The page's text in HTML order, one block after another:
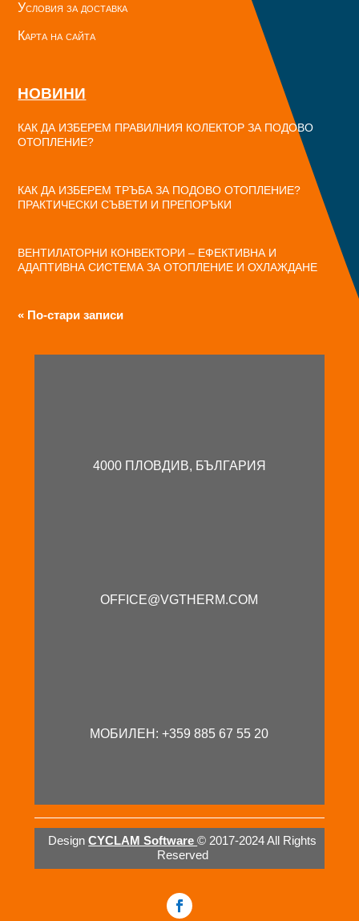
Условия за доставка
Карта на сайта
НОВИНИ
КАК ДА ИЗБЕРЕМ ПРАВИЛНИЯ КОЛЕКТОР ЗА ПОДОВО
ОТОПЛЕНИЕ?
КАК ДА ИЗБЕРЕМ ТРЪБА ЗА ПОДОВО ОТОПЛЕНИЕ?
ПРАКТИЧЕСКИ СЪВЕТИ И ПРЕПОРЪКИ
ВЕНТИЛАТОРНИ КОНВЕКТОРИ – ЕФЕКТИВНА И
АДАПТИВНА СИСТЕМА ЗА ОТОПЛЕНИЕ И ОХЛАЖДАНЕ
« По-стари записи
4000 ПЛОВДИВ, БЪЛГАРИЯ
OFFICE@VGTHERM.COM
МОБИЛЕН: +359 885 67 55 20
DesignCYCLAM Software© 2017-2024 All Rights
Reserved